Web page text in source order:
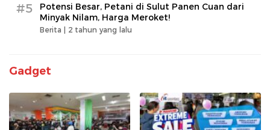
#5
Potensi Besar, Petani di Sulut Panen Cuan dari
Minyak Nilam, Harga Meroket!
Berita | 2 tahun yang lalu
Gadget